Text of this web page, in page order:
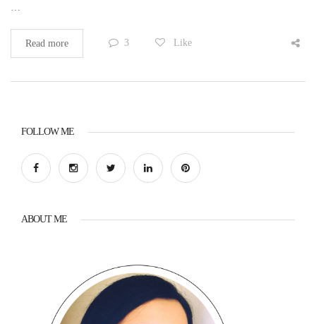
Read more 3 Like
FOLLOW ME
ABOUT ME